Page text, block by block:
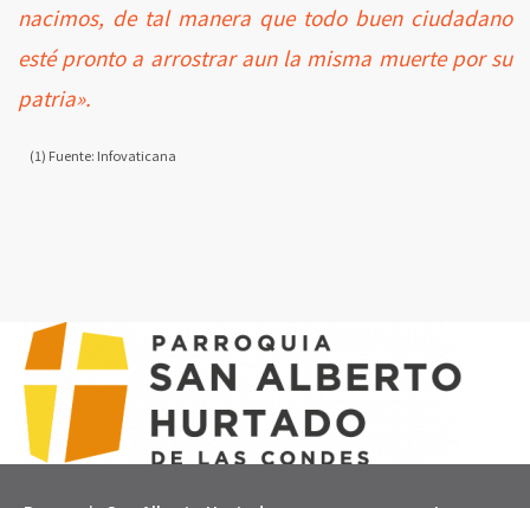
nacimos, de tal manera que todo buen ciudadano
esté pronto a arrostrar aun la misma muerte por su
patria».
(1) Fuente: Infovaticana